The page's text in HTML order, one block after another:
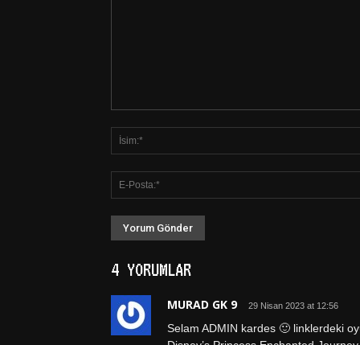
4 YORUMLAR
MURAD GK 9 29 Nisan 2023 at 12:56
Selam ADMIN kardes 🙂 linklerdeki